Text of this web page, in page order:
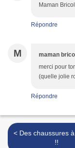
Maman
Répondre
M maman
merci pour
(quelle jolie
Répondre
< Des chaussures à 2 euros
!!